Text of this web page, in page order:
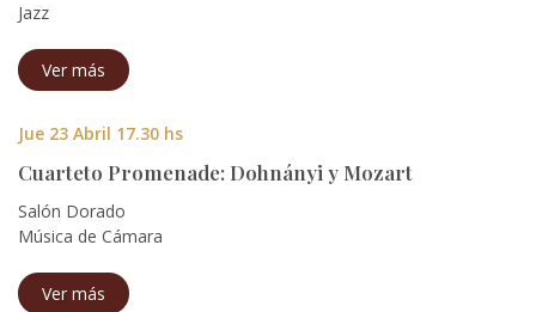
Jazz
Ver más
Jue 23 Abril 17.30 hs
Cuarteto Promenade: Dohnányi y Mozart
Salón Dorado
Música de Cámara
Ver más